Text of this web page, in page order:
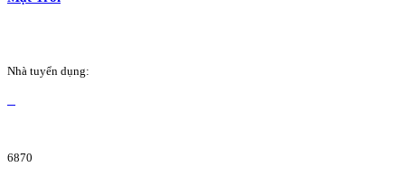
Nhà tuyển dụng:
6870